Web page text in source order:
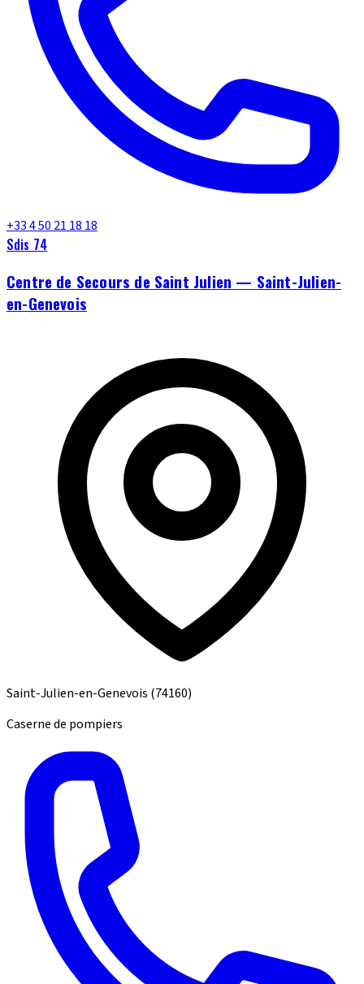
+33 4 50 21 18 18
Sdis 74
Centre de Secours de Saint Julien — Saint-Julien-
en-Genevois
Saint-Julien-en-Genevois (74160)
Caserne de pompiers